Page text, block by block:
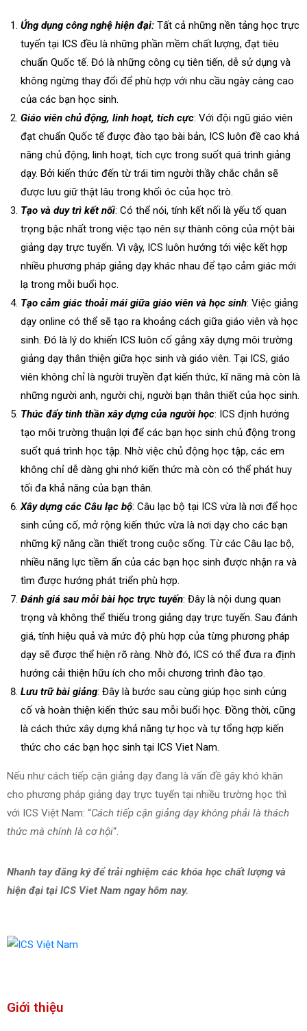
Ứng dụng công nghệ hiện đại: Tất cả những nền tảng học trực
tuyến tại ICS đều là những phần mềm chất lượng, đạt tiêu
chuẩn Quốc tế. Đó là những công cụ tiên tiến, dễ sử dụng và
không ngừng thay đổi để phù hợp với nhu cầu ngày càng cao
của các bạn học sinh.
Giáo viên chủ động, linh hoạt, tích cực: Với đội ngũ giáo viên
đạt chuẩn Quốc tế được đào tạo bài bản, ICS luôn đề cao khả
năng chủ động, linh hoạt, tích cực trong suốt quá trình giảng
dạy. Bởi kiến thức đến từ trái tim người thầy chắc chắn sẽ
được lưu giữ thật lâu trong khối óc của học trò.
Tạo và duy trì kết nối: Có thể nói, tính kết nối là yếu tố quan
trọng bậc nhất trong việc tạo nên sự thành công của một bài
giảng dạy trực tuyến. Vì vậy, ICS luôn hướng tới việc kết hợp
nhiều phương pháp giảng dạy khác nhau để tạo cảm giác mới
lạ trong mỗi buổi học.
Tạo cảm giác thoải mái giữa giáo viên và học sinh: Việc giảng
dạy online có thể sẽ tạo ra khoảng cách giữa giáo viên và học
sinh. Đó là lý do khiến ICS luôn cố gắng xây dựng môi trường
giảng dạy thân thiện giữa học sinh và giáo viên. Tại ICS, giáo
viên không chỉ là người truyền đạt kiến thức, kĩ năng mà còn là
những người anh, người chị, người bạn thân thiết của học sinh.
Thúc đẩy tinh thần xây dựng của người học: ICS định hướng
tạo môi trường thuận lợi để các bạn học sinh chủ động trong
suốt quá trình học tập. Nhờ việc chủ động học tập, các em
không chỉ dễ dàng ghi nhớ kiến thức mà còn có thể phát huy
tối đa khả năng của bạn thân.
Xây dựng các Câu lạc bộ: Câu lạc bộ tại ICS vừa là nơi để học
sinh củng cố, mở rộng kiến thức vừa là nơi dạy cho các bạn
những kỹ năng cần thiết trong cuộc sống. Từ các Câu lạc bộ,
nhiều năng lực tiềm ẩn của các bạn học sinh được nhận ra và
tìm được hướng phát triển phù hợp.
Đánh giá sau mỗi bài học trực tuyến: Đây là nội dung quan
trọng và không thể thiếu trong giảng dạy trực tuyến. Sau đánh
giá, tính hiệu quả và mức độ phù hợp của từng phương pháp
dạy sẽ được thể hiện rõ ràng. Nhờ đó, ICS có thể đưa ra định
hướng cải thiện hữu ích cho mỗi chương trình đào tạo.
Lưu trữ bài giảng: Đây là bước sau cùng giúp học sinh củng
cố và hoàn thiện kiến thức sau mỗi buổi học. Đồng thời, cũng
là cách thức xây dựng khả năng tự học và tự tổng hợp kiến
thức cho các bạn học sinh tại ICS Viet Nam.
Nếu như cách tiếp cận giảng dạy đang là vấn đề gây khó khăn
cho phương pháp giảng dạy trực tuyến tại nhiều trường học thì
với ICS Việt Nam: “Cách tiếp cận giảng dạy không phải là thách
thức mà chính là cơ hội“.
Nhanh tay đăng ký để trải nghiệm các khóa học chất lượng và
hiện đại tại ICS Viet Nam ngay hôm nay.
Giới thiệu